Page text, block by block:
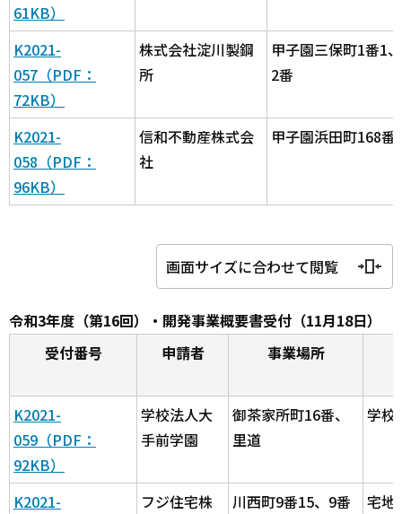
61KB）
K2021-
057（PDF：
72KB）
株式会社淀川製鋼
所
甲子園三保町1番1、
2番
K2021-
058（PDF：
96KB）
信和不動産株式会
社
甲子園浜田町168番
画面サイズに合わせて閲覧
令和3年度（第16回）・開発事業概要書受付（11月18日）
受付番号
申請者 事業場所
K2021-
059（PDF：
92KB）
学校法人大
手前学園
御茶家所町16番、
里道
学校
K2021-
フジ住宅株
川西町9番15、9番
宅地